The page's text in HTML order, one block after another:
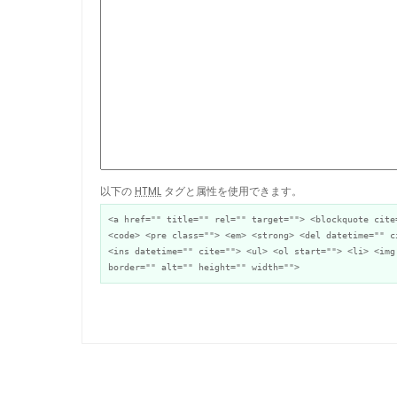
以下の HTML タグと属性を使用できます。
<a href="" title="" rel="" target=""> <blockquote
<code> <pre class=""> <em> <strong> <del datetime=""
<ins datetime="" cite=""> <ul> <ol start=""> <li>
border="" alt="" height="" width="">